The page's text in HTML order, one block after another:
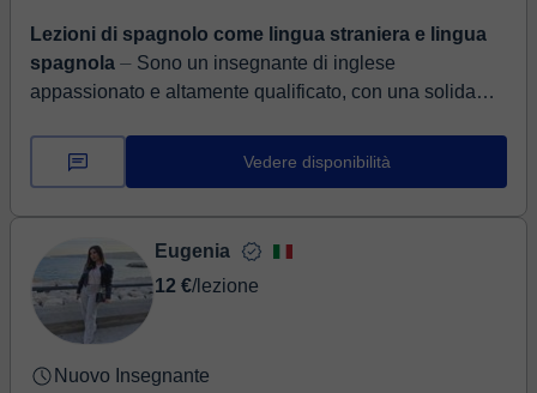
Lezioni di spagnolo come lingua straniera e lingua
spagnola ⏤ Sono un insegnante di inglese
appassionato e altamente qualificato, con una solida
nell'insegnamento dell...
Vedere disponibilità
Eugenia
12 €/lezione
Nuovo Insegnante